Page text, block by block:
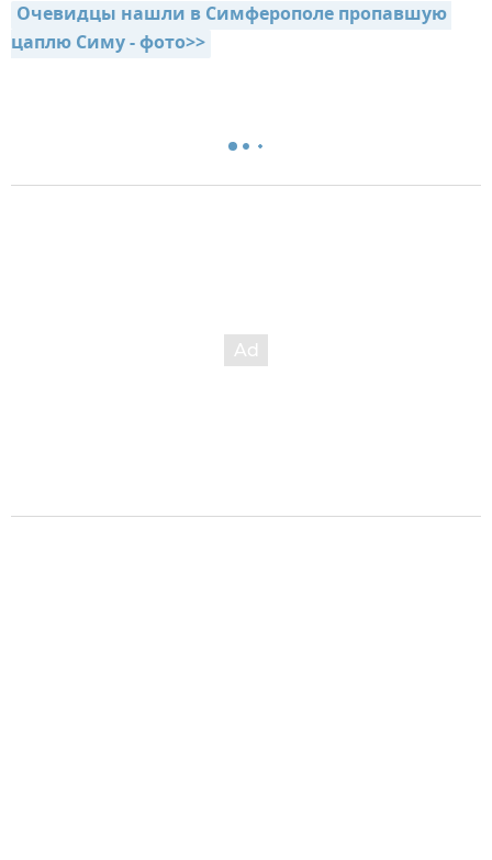
Очевидцы нашли в Симферополе пропавшую
цаплю Симу - фото>>